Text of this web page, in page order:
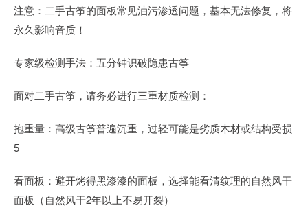
注意：二手古筝的面板常见油污渗透问题，基本无法修复，将
永久影响音质！
专家级检测手法：五分钟识破隐患古筝
面对二手古筝，请务必进行三重材质检测：
抱重量：高级古筝普遍沉重，过轻可能是劣质木材或结构受损
5
看面板：避开烤得黑漆漆的面板，选择能看清纹理的自然风干
面板（自然风干2年以上不易开裂）